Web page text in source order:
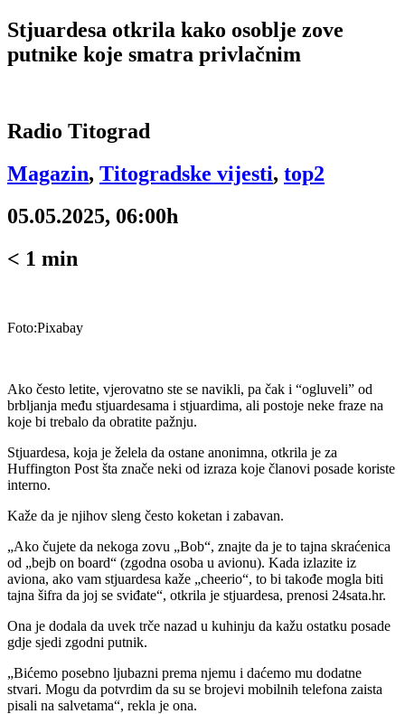
Stjuardesa otkrila kako osoblje zove
putnike koje smatra privlačnim
Radio Titograd
Magazin, Titogradske vijesti, top2
05.05.2025, 06:00h
< 1 min
Foto:Pixabay
Ako često letite, vjerovatno ste se navikli, pa čak i “ogluveli” od
brbljanja među stjuardesama i stjuardima, ali postoje neke fraze na
koje bi trebalo da obratite pažnju.
Stjuardesa, koja je želela da ostane anonimna, otkrila je za
Huffington Post šta znače neki od izraza koje članovi posade koriste
interno.
Kaže da je njihov sleng često koketan i zabavan.
„Ako čujete da nekoga zovu „Bob“, znajte da je to tajna skraćenica
od „bejb on board“ (zgodna osoba u avionu). Kada izlazite iz
aviona, ako vam stjuardesa kaže „cheerio“, to bi takođe mogla biti
tajna šifra da joj se sviđate“, otkrila je stjuardesa, prenosi 24sata.hr.
Ona je dodala da uvek trče nazad u kuhinju da kažu ostatku posade
gdje sjedi zgodni putnik.
„Bićemo posebno ljubazni prema njemu i daćemo mu dodatne
stvari. Mogu da potvrdim da su se brojevi mobilnih telefona zaista
pisali na salvetama“, rekla je ona.